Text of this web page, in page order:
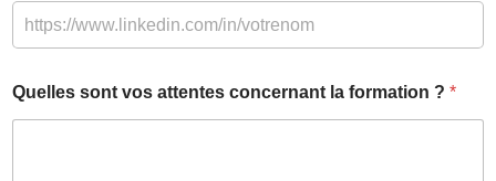
Quelles sont vos attentes concernant la formation ? *